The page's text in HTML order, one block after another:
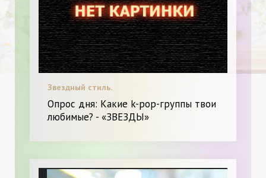
Звездный стиль.
Опрос дня: Какие k-pop-группы твои
любимые? - «ЗВЕЗДЫ»